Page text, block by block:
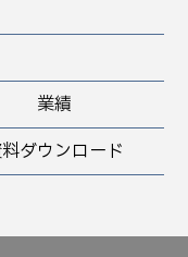
業績
ダウンロード